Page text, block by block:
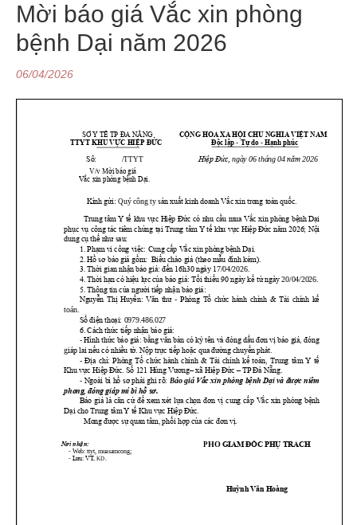
Mời báo giá Vắc xin phòng
bệnh Dại năm 2026
06/04/2026